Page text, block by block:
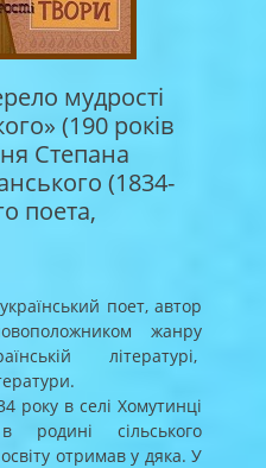
мудрості
(190 років
Степана
(1834-
поета,
поет, автор
жанру
літературі,
року в селі Хомутинці
родині сільського
отримав у дяка. У